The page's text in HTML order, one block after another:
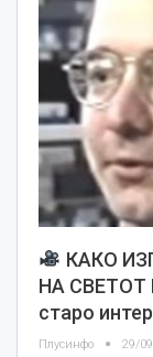
КАКО
НА СВЕТОТ
старо
Плусинфо 29/